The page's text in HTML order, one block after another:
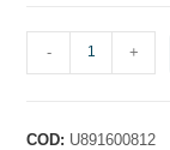
IN
RETINATO
- +
COD: U891600812